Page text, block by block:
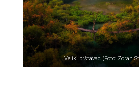
Veliki prštavac (Foto: Zoran